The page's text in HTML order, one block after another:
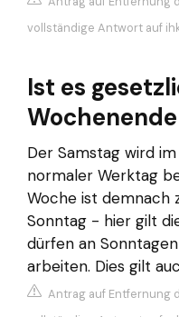
vollständige Antwort auf
Ist es
Der Samstag wird
normaler Werktag
Woche ist demnach
Sonntag - hier gilt
dürfen an
arbeiten. Dies gilt
Antrag auf Entfernung